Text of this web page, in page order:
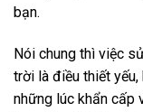
bạn.
Nói chung thì việc
trời là điều thiết
những lúc khẩn cấp